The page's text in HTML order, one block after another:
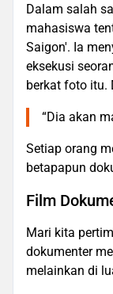
Dalam salah
mahasiswa
Saigon'. Ia
eksekusi
berkat foto itu.
“Dia akan
Setiap orang
betapapun
Film
Mari kita
dokumenter
melainkan di